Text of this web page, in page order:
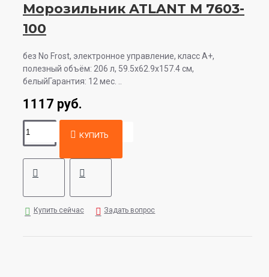
Морозильник ATLANT М 7603-
100
без No Frost, электронное управление, класс A+,
полезный объём: 206 л, 59.5x62.9x157.4 см,
белыйГарантия: 12 мес. ..
1117 руб.
КУПИТЬ
Купить сейчас Задать вопрос